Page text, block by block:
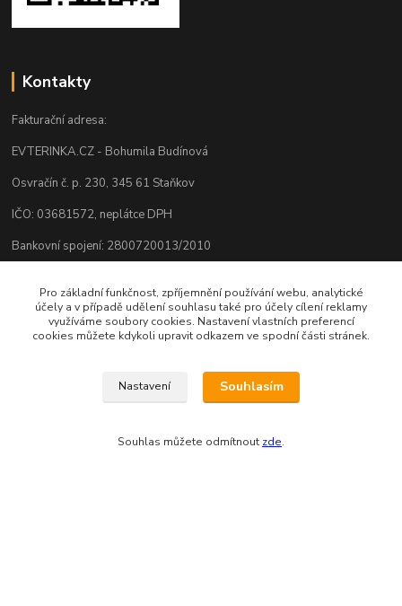
Kontakty
Fakturační adresa:
EVTERINKA.CZ - Bohumila Budínová
Osvračín č. p. 230, 345 61 Staňkov
IČO: 03681572, neplátce DPH
Bankovní spojení: 2800720013/2010
Pro základní funkčnost, zpříjemnění používání webu, analytické
účely a v případě udělení souhlasu také pro účely cílení reklamy
využíváme soubory cookies. Nastavení vlastních preferencí
cookies můžete kdykoli upravit odkazem ve spodní části stránek.
Nastavení Souhlasím
Souhlas můžete odmítnout zde.